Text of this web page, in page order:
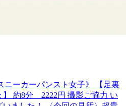
ニーカーパンスト女子》 【足裏
】 約8分 2222円 撮影ご協力 い